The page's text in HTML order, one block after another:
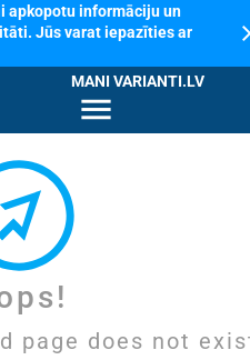
apkopotu informāciju un
Jūs varat iepazīties ar
MANI VARIANTI.LV
menu
page does not